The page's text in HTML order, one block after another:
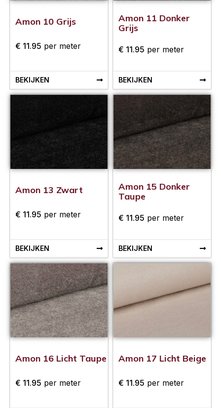
Amon 10 Grijs
€ 11.95 per meter
BEKIJKEN
Amon 11 Donker
Grijs
€ 11.95 per meter
BEKIJKEN
Amon 13 Zwart
€ 11.95 per meter
BEKIJKEN
Amon 15 Donker
Taupe
€ 11.95 per meter
BEKIJKEN
Amon 16 Licht Taupe
€ 11.95 per meter
Amon 17 Licht Beige
€ 11.95 per meter